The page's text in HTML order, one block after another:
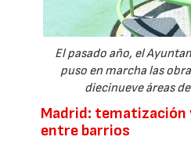
El pasado año, el
puso en marcha las
diecinueve áreas
Madrid: tematización
entre barrios